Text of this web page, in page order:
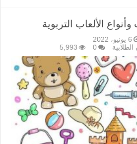
الألعاب التربوية
6 يونيو، 2022
0
5,993